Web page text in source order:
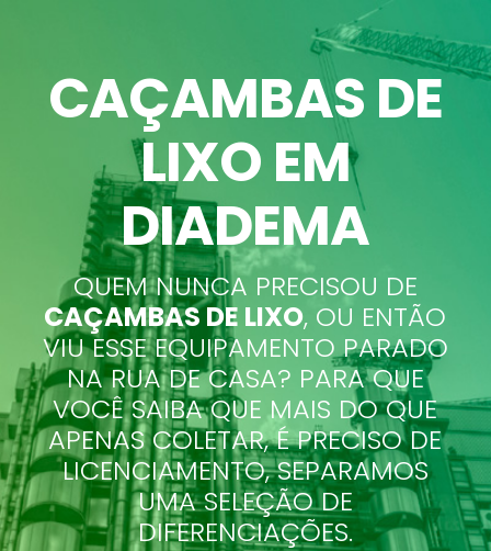
CAÇAMBAS DE
LIXO EM
DIADEMA
QUEM NUNCA PRECISOU DE
CAÇAMBAS DE LIXO, OU ENTÃO
VIU ESSE EQUIPAMENTO PARADO
NA RUA DE CASA? PARA QUE
VOCÊ SAIBA QUE MAIS DO QUE
APENAS COLETAR, É PRECISO DE
LICENCIAMENTO, SEPARAMOS
UMA SELEÇÃO DE
DIFERENCIAÇÕES.